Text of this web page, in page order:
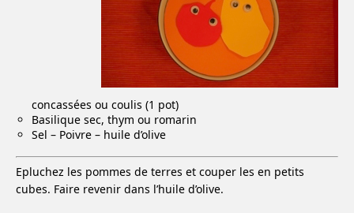
concassées ou coulis (1 pot)
Basilique sec, thym ou romarin
Sel – Poivre – huile d’olive
Epluchez les pommes de terres et couper les en petits
cubes. Faire revenir dans l’huile d’olive.